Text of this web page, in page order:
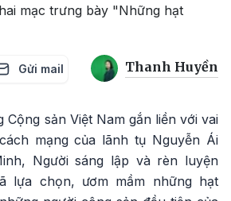
mạc trưng bày "Những hạt
Gửi mail Thanh Huyền
Cộng sản Việt Nam gắn liền với vai
mạng của lãnh tụ Nguyễn Ái
Người sáng lập và rèn luyện
lựa chọn, ươm mầm những hạt